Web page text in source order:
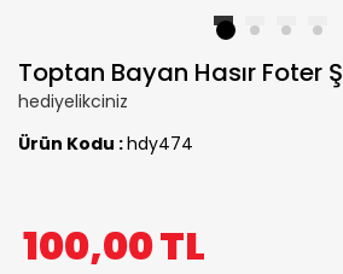
2 3 4
Toptan Bayan Hasır Foter
hediyelikciniz
Ürün Kodu :hdy474
100,00TL